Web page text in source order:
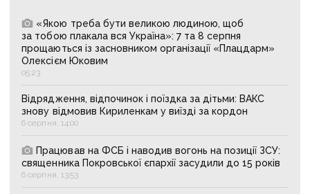
«Якою треба бути великою людиною, щоб
за тобою плакала вся Україна»: 7 та 8 серпня
прощаються із засновником організації «Плацдарм»
Олексієм Юковим
05:23
Відрядження, відпочинок і поїздка за дітьми: ВАКС
знову відмовив Кириленкам у виїзді за кордон
6 серпня, 14:00
Працював на ФСБ і наводив вогонь на позиції ЗСУ:
священника Покровської єпархії засудили до 15 років
6 серпня, 13:53